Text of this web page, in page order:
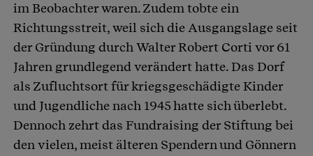
im Beobachter waren. Zudem tobte ein
Richtungsstreit, weil sich die Ausgangslage seit
der Gründung durch Walter Robert Corti vor 61
Jahren grundlegend verändert hatte. Das Dorf
als Zufluchtsort für kriegsgeschädigte Kinder
und Jugendliche nach 1945 hatte sich überlebt.
Dennoch zehrt das Fundraising der Stiftung bei
den vielen, meist älteren Spendern und Gönnern